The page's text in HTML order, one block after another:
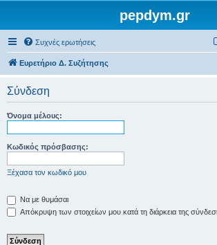
pepdym.gr
Συχνές ερωτήσεις
Ευρετήριο Δ. Συζήτησης
Σύνδεση
Όνομα μέλους:
Κωδικός πρόσβασης:
Ξέχασα τον κωδικό μου
Να με θυμάσαι
Απόκρυψη των στοιχείων μου κατά τη διάρκεια της